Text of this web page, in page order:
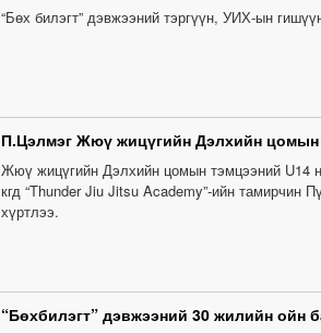
“Бөх билэгт” дэвжээний тэргүүн, УИХ-ын
П.Цэлмэг Жюү жицүгийн Дэлхийн цомын
Жюү жицүгийн Дэлхийн цомын тэмцээний U14
кгд “Thunder Jiu Jitsu Academy”-ийн тамирчин
хүртлээ.
“Бөхбилэгт” дэвжээний 30 жилийн ойн